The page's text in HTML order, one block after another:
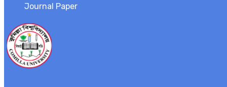
Journal Paper